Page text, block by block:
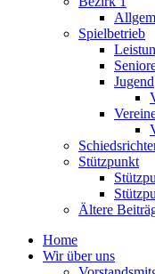
Spielbetrieb
Jugend
Stützpunkt
Ältere
Home
Wir über uns